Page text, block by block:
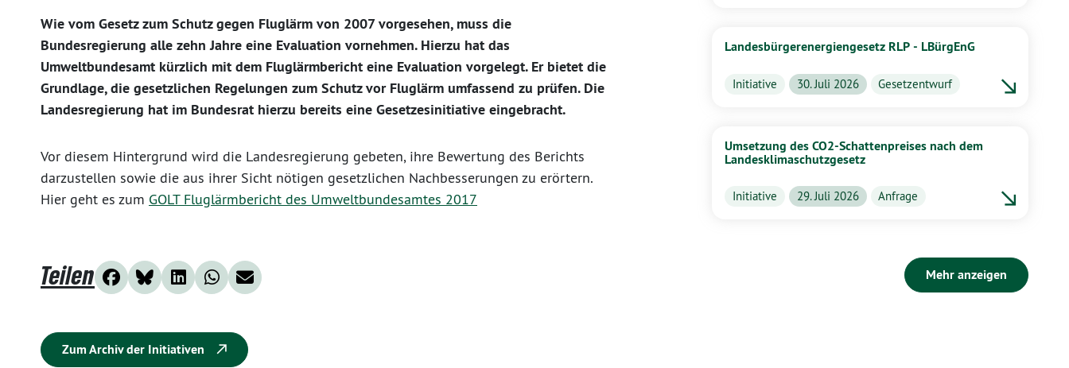
Wie vom Gesetz zum Schutz gegen Fluglärm von 2007 vorgesehen, muss die
Bundesregierung alle zehn Jahre eine Evaluation vornehmen. Hierzu hat das
Umweltbundesamt kürzlich mit dem Fluglärmbericht eine Evaluation vorgelegt. Er bietet die
Grundlage, die gesetzlichen Regelungen zum Schutz vor Fluglärm umfassend zu prüfen. Die
Landesregierung hat im Bundesrat hierzu bereits eine Gesetzesinitiative eingebracht.
Vor diesem Hintergrund wird die Landesregierung gebeten, ihre Bewertung des Berichts
darzustellen sowie die aus ihrer Sicht nötigen gesetzlichen Nachbesserungen zu erörtern.
Hier geht es zum GOLT Fluglärmbericht des Umweltbundesamtes 2017
Teilen
Zum Archiv der Initiativen
Landesbürgerenergiengesetz RLP - LBürgEnG
Initiative 30. Juli 2026 Gesetzentwurf
Umsetzung des CO2-Schattenpreises nach dem
Landesklimaschutzgesetz
Initiative 29. Juli 2026 Anfrage
Mehr anzeigen